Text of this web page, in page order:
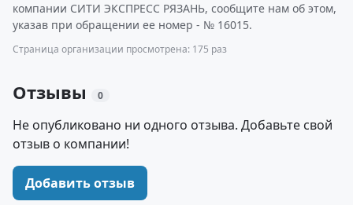
компании СИТИ ЭКСПРЕСС РЯЗАНЬ, сообщите нам об этом,
указав при обращении ее номер - № 16015.
Страница организации просмотрена: 175 раз
Отзывы 0
Не опубликовано ни одного отзыва. Добавьте свой
отзыв о компании!
Добавить отзыв